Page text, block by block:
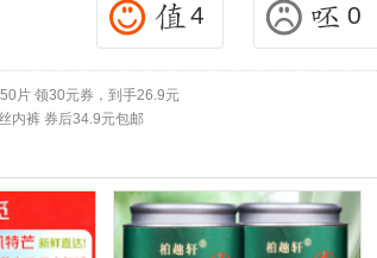
4 0
片 领30元券，到手26.9元
内裤 券后34.9元包邮